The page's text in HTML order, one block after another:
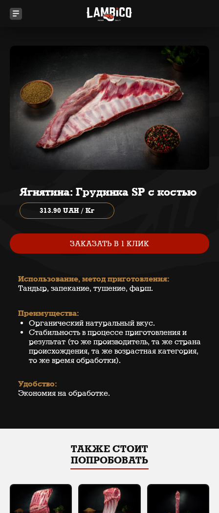
Ягнятина: Грудинка SP с костью
313.90 UAH / Кг
ЗАКАЗАТЬ В 1 КЛИК
Использование, метод приготовления:
Тандыр, запекание, тушение, фарш.
Преимущества:
Органический натуральный вкус.
Стабильность в процессе приготовления и
результат (то же производитель, та же страна
происхождения, та же возрастная категория,
то же время обработки).
Удобство:
Экономия на обработке.
ТАКЖЕ СТОИТ
ПОПРОБОВАТЬ